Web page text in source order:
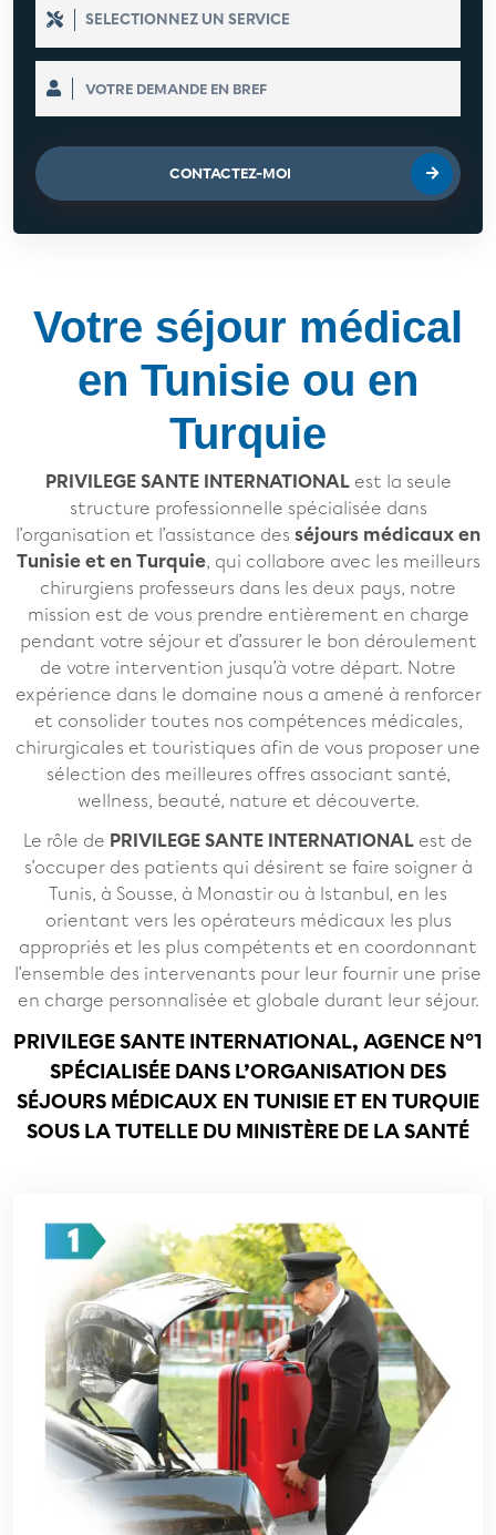
CONTACTEZ-MOI
Votre séjour médical
en Tunisie ou en
Turquie
PRIVILEGE SANTE INTERNATIONALest la seule
structure professionnelle spécialisée dans
l’organisation et l’assistance des séjours médicaux en
Tunisie et en Turquie, qui collabore avec les meilleurs
chirurgiens professeurs dans les deux pays, notre
mission est de vous prendre entièrement en charge
pendant votre séjour et d’assurer le bon déroulement
de votre intervention jusqu’à votre départ. Notre
expérience dans le domaine nous a amené à renforcer
et consolider toutes nos compétences médicales,
chirurgicales et touristiques afin de vous proposer une
sélection des meilleures offres associant santé,
wellness, beauté, nature et découverte.
Le rôle de PRIVILEGE SANTE INTERNATIONAL est de
s’occuper des patients qui désirent se faire soigner à
Tunis, à Sousse, à Monastir ou à Istanbul, en les
orientant vers les opérateurs médicaux les plus
appropriés et les plus compétents et en coordonnant
l’ensemble des intervenants pour leur fournir une prise
en charge personnalisée et globale durant leur séjour.
PRIVILEGE SANTE INTERNATIONAL, AGENCE N°1
SPÉCIALISÉE DANS L’ORGANISATION DES
SÉJOURS MÉDICAUX EN TUNISIE ET EN TURQUIE
SOUS LA TUTELLE DU MINISTÈRE DE LA SANTÉ